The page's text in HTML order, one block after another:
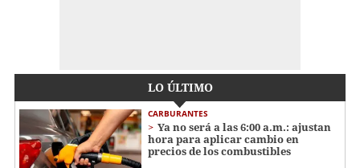
LO ÚLTIMO
CARBURANTES
Ya no será a las 6:00 a.m.: ajustan
hora para aplicar cambio en
precios de los combustibles